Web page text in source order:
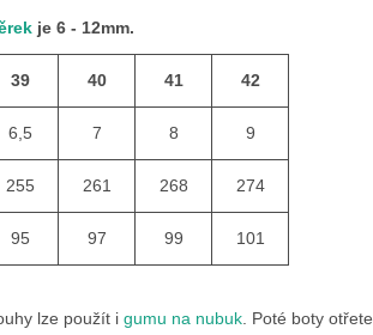
je 6 - 12mm.
39 40 41 42
6,5 7 8 9
255 261 268 274
95 97 99 101
lze použít i gumu na nubuk. Poté boty otřete